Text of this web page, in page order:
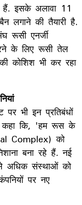
इसके अलावा 11
लगाने की तैयारी है.
रूसी एनर्जी
के लिए रूसी तेल
कोशिश भी कर रहा
भी इन प्रतिबंधों
कहा कि, 'हम रूस के
Complex) को
बना रहे हैं. नई
अधिक संस्थाओं को
पर नए